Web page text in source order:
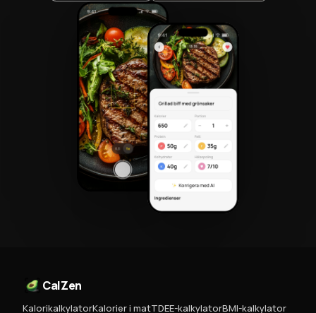
CalZen
KalorikalkylatorKalorier i matTDEE-kalkylatorBMI-kalkylator